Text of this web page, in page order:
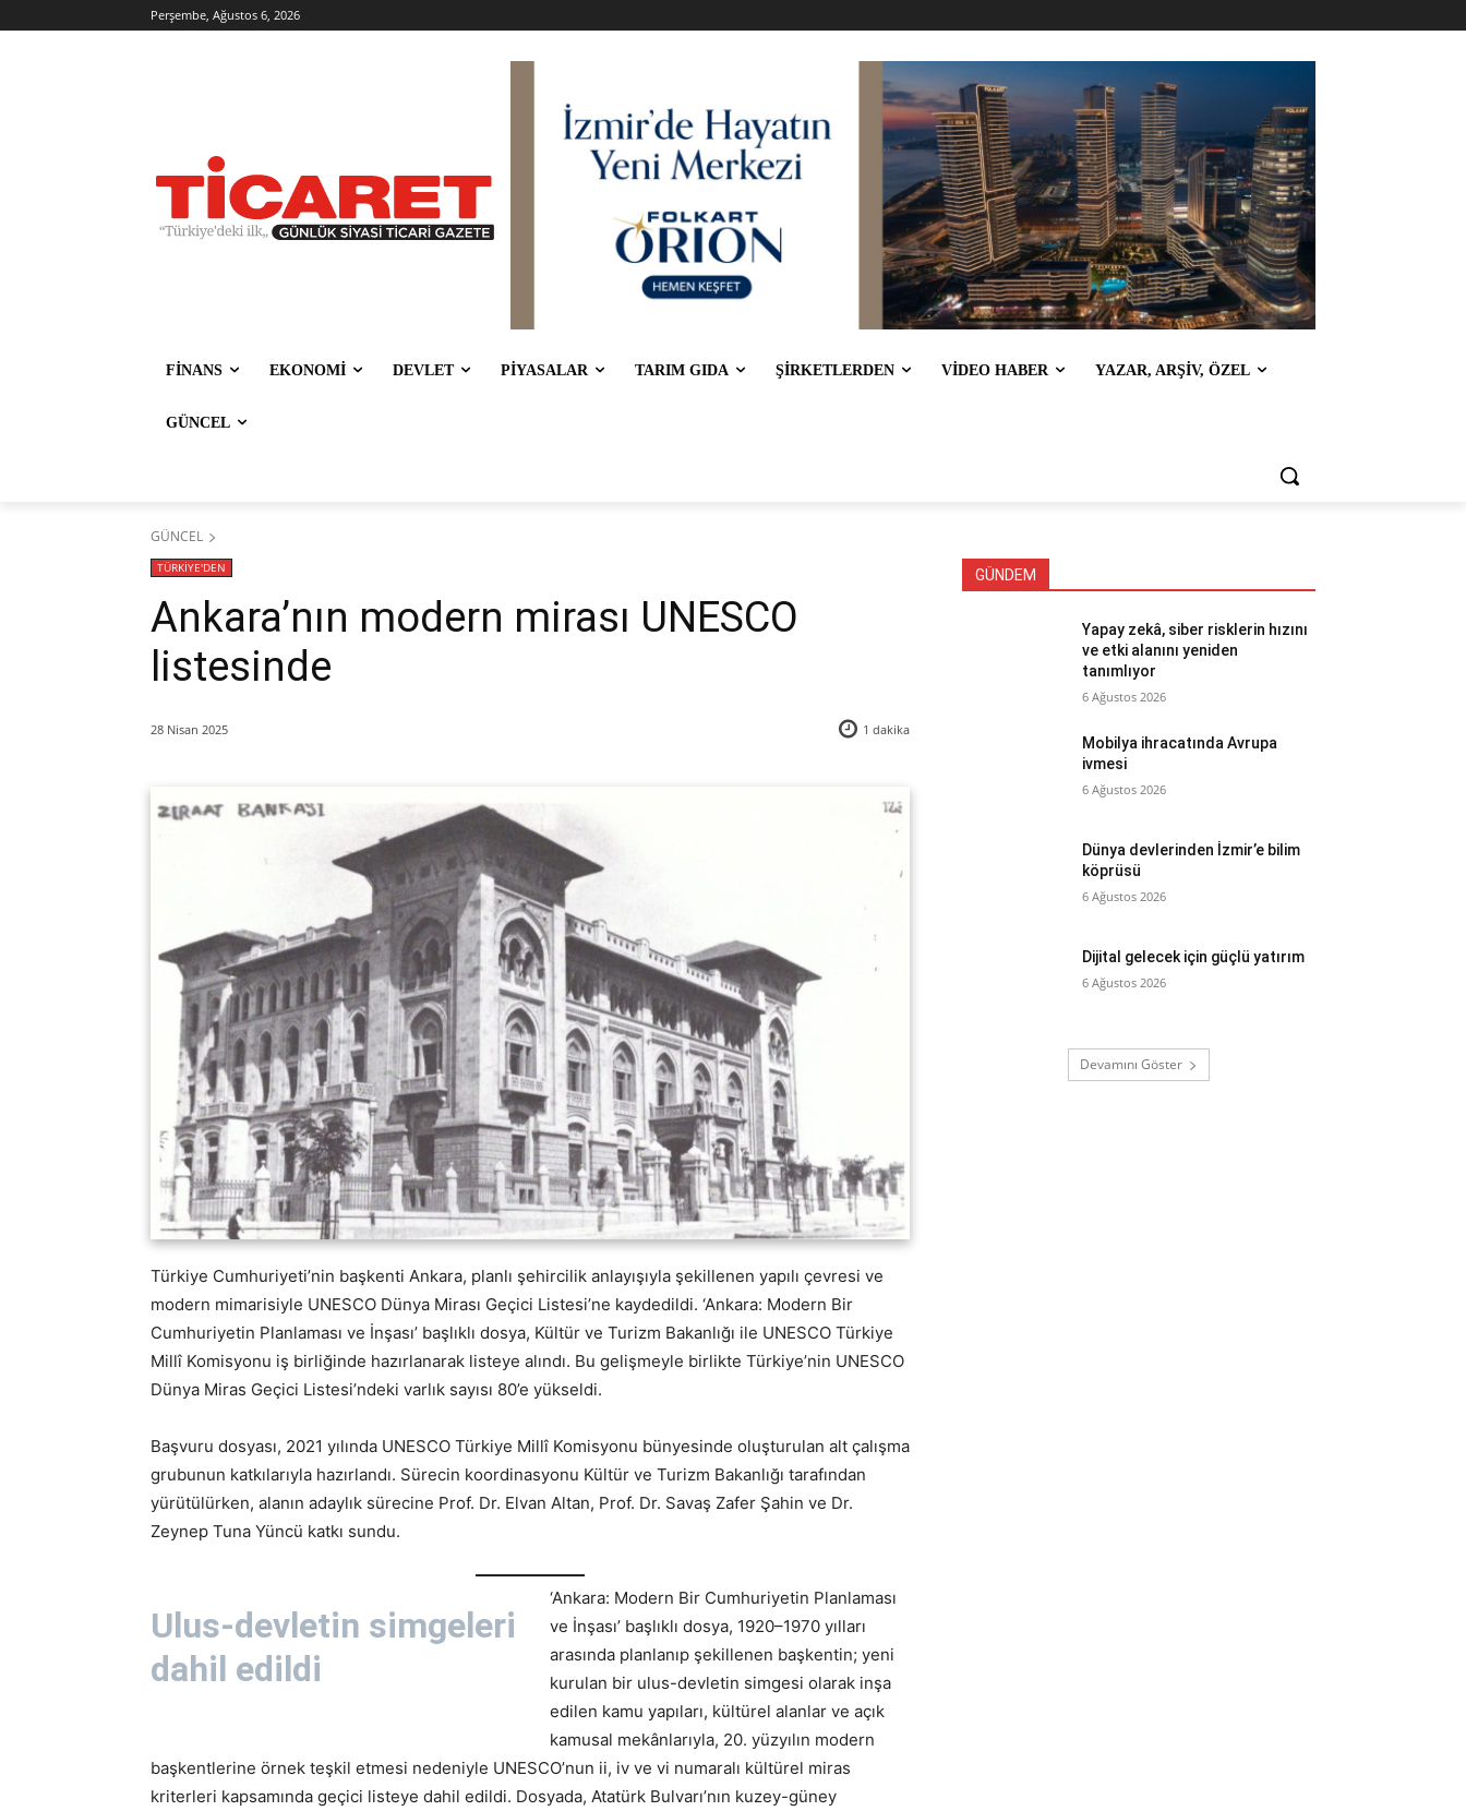
Perşembe, Ağustos 6, 2026
FİNANS EKONOMİ DEVLET PİYASALAR TARIM GIDA ŞİRKETLERDEN VİDEO HABER YAZAR, ARŞİV, ÖZEL
GÜNCEL
GÜNCEL
TÜRKİYE'DEN
Ankara’nın modern mirası UNESCO
listesinde
28 Nisan 2025 1 dakika
Türkiye Cumhuriyeti’nin başkenti Ankara, planlı şehircilik anlayışıyla şekillenen yapılı çevresi ve
modern mimarisiyle UNESCO Dünya Mirası Geçici Listesi’ne kaydedildi. ‘Ankara: Modern Bir
Cumhuriyetin Planlaması ve İnşası’ başlıklı dosya, Kültür ve Turizm Bakanlığı ile UNESCO Türkiye
Millî Komisyonu iş birliğinde hazırlanarak listeye alındı. Bu gelişmeyle birlikte Türkiye’nin UNESCO
Dünya Miras Geçici Listesi’ndeki varlık sayısı 80’e yükseldi.
Başvuru dosyası, 2021 yılında UNESCO Türkiye Millî Komisyonu bünyesinde oluşturulan alt çalışma
grubunun katkılarıyla hazırlandı. Sürecin koordinasyonu Kültür ve Turizm Bakanlığı tarafından
yürütülürken, alanın adaylık sürecine Prof. Dr. Elvan Altan, Prof. Dr. Savaş Zafer Şahin ve Dr.
Zeynep Tuna Yüncü katkı sundu.
Ulus-devletin simgeleri
dahil edildi
‘Ankara: Modern Bir Cumhuriyetin Planlaması
ve İnşası’ başlıklı dosya, 1920–1970 yılları
arasında planlanıp şekillenen başkentin; yeni
kurulan bir ulus-devletin simgesi olarak inşa
edilen kamu yapıları, kültürel alanlar ve açık
kamusal mekânlarıyla, 20. yüzyılın modern
başkentlerine örnek teşkil etmesi nedeniyle UNESCO’nun ii, iv ve vi numaralı kültürel miras
kriterleri kapsamında geçici listeye dahil edildi. Dosyada, Atatürk Bulvarı’nın kuzey-güney
GÜNDEM
Yapay zekâ, siber risklerin hızını
ve etki alanını yeniden
tanımlıyor
6 Ağustos 2026
Mobilya ihracatında Avrupa
ivmesi
6 Ağustos 2026
Dünya devlerinden İzmir’e bilim
köprüsü
6 Ağustos 2026
Dijital gelecek için güçlü yatırım
6 Ağustos 2026
Devamını Göster